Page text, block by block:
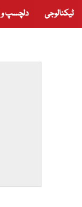
ٹیکنالوجی دلچسپ